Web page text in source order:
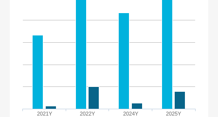
2021Y 2022Y 2024Y 2025Y